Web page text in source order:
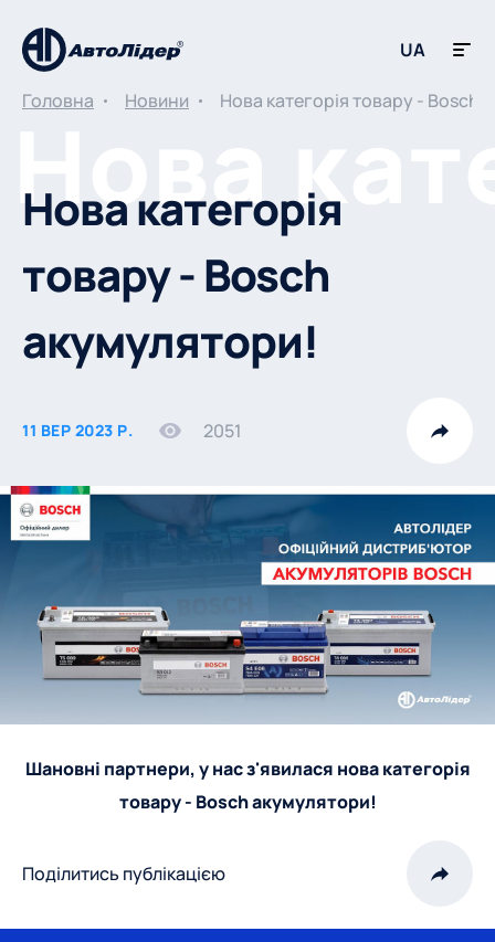
UA
Головна Новини Нова категорія товару - Bosch
Нова категорія
товару - Bosch
акумулятори!
11 ВЕР 2023 Р. 2051
Шановні партнери, у нас з'явилася нова категорія
товару - Bosch акумулятори!
Поділитись публікацією